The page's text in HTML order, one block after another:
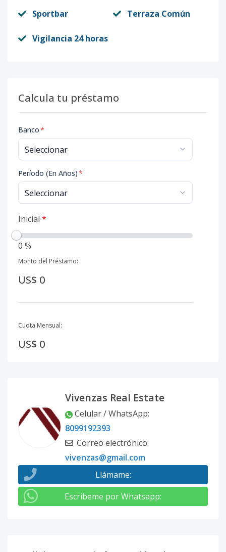
Sportbar Terraza Común
Vigilancia 24 horas
Calcula tu préstamo
Banco*
Período (En Años)*
Inicial *
0 %
Monto del Préstamo:
US$ 0
Cuota Mensual:
US$ 0
Vivenzas Real Estate
Celular / WhatsApp:
8099192393
Correo electrónico:
vivenzas@gmail.com
Llámame:
Escribeme por Whatsapp: